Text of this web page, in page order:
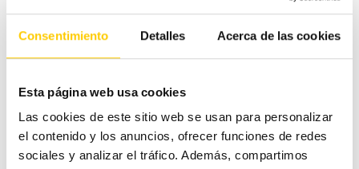
Consentimiento Detalles Acerca de las cookies
Esta página web usa cookies
Las cookies de este sitio web se usan para personalizar
el contenido y los anuncios, ofrecer funciones de redes
sociales y analizar el tráfico. Además, compartimos
Categorías
#CashlogyContigo